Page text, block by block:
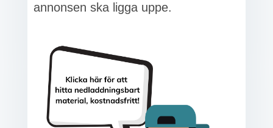
annonsen ska ligga uppe.